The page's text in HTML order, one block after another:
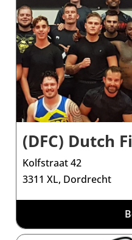
(DFC) Dutch
Kolfstraat 42
3311 XL, Dordrecht